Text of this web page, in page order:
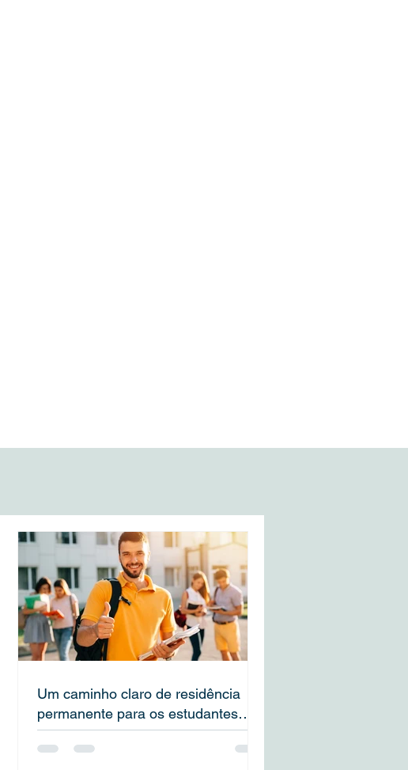
Um caminho claro de residência
permanente para os estudantes
internacionais